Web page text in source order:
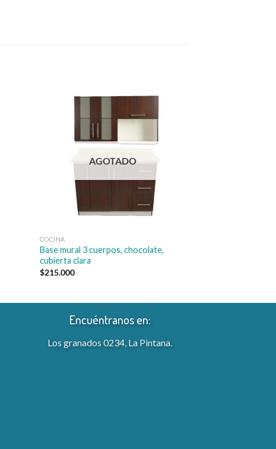
AGOTADO
COCINA
Base mural 3 cuerpos, chocolate,
cubierta clara
$215.000
Encuéntranos en:
Los granados 0234, La Pintana.